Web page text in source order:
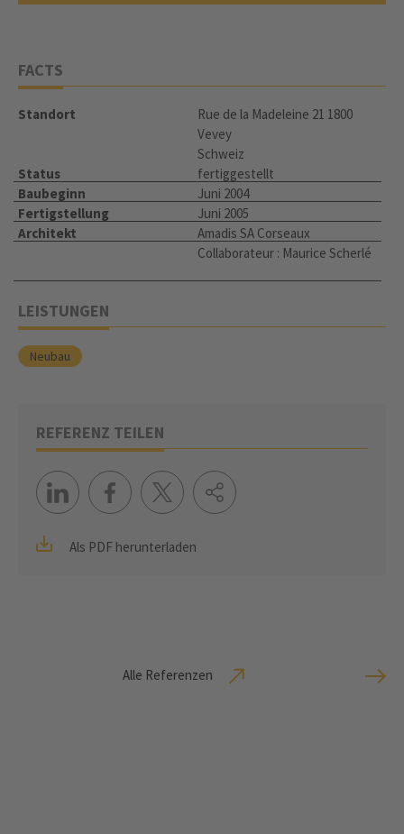
FACTS
Standort
Rue de la Madeleine 21 1800
Vevey
Schweiz
Status
fertiggestellt
Baubeginn
Juni 2004
Fertigstellung
Juni 2005
Architekt
Amadis SA Corseaux
Collaborateur : Maurice Scherlé
LEISTUNGEN
Neubau
REFERENZ TEILEN
Als PDF herunterladen
Alle Referenzen